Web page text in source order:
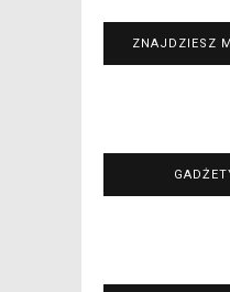
ZNAJDZIESZ